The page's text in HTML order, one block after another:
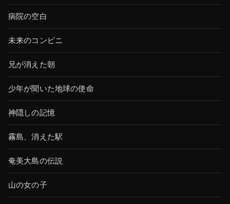
病院の空白
未来のコンビニ
兄が消えた朝
少年が聞いた地球の使命
神隠しの記憶
霧島、消えた駅
奄美大島の伝説
山の女の子